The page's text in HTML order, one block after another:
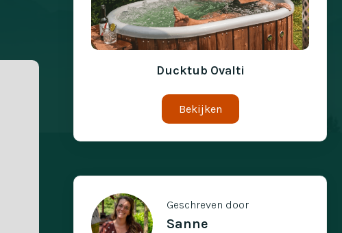
Ducktub Ovalti
Bekijken
Geschreven door
Sanne